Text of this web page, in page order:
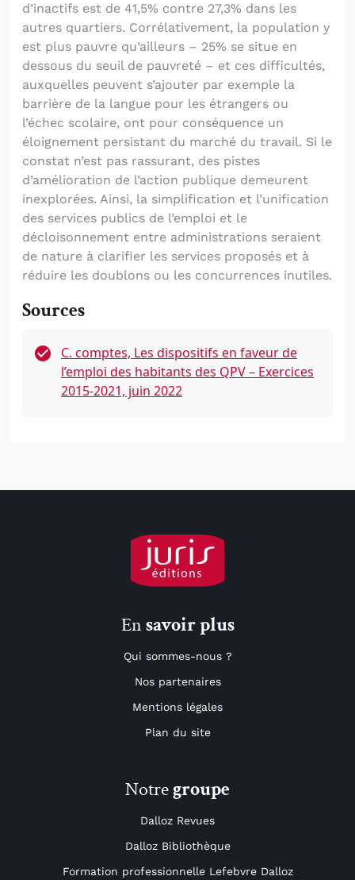
d’inactifs est de 41,5% contre 27,3% dans les
autres quartiers. Corrélativement, la population y
est plus pauvre qu’ailleurs – 25% se situe en
dessous du seuil de pauvreté – et ces difficultés,
auxquelles peuvent s’ajouter par exemple la
barrière de la langue pour les étrangers ou
l’échec scolaire, ont pour conséquence un
éloignement persistant du marché du travail. Si le
constat n’est pas rassurant, des pistes
d’amélioration de l’action publique demeurent
inexplorées. Ainsi, la simplification et l’unification
des services publics de l’emploi et le
décloisonnement entre administrations seraient
de nature à clarifier les services proposés et à
réduire les doublons ou les concurrences inutiles.
Sources
C. comptes, Les dispositifs en faveur de
l’emploi des habitants des QPV – Exercices
2015-2021, juin 2022
Ensavoir plus
Qui sommes-nous ?
Nos partenaires
Mentions légales
Plan du site
Notregroupe
Dalloz Revues
Dalloz Bibliothèque
Formation professionnelle Lefebvre Dalloz